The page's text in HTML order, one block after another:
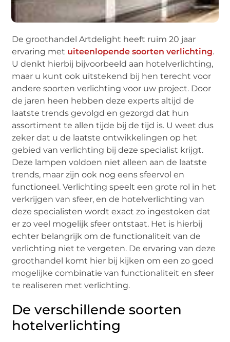
De groothandel Artdelight heeft ruim 20 jaar
ervaring met uiteenlopende soorten verlichting.
U denkt hierbij bijvoorbeeld aan hotelverlichting,
maar u kunt ook uitstekend bij hen terecht voor
andere soorten verlichting voor uw project. Door
de jaren heen hebben deze experts altijd de
laatste trends gevolgd en gezorgd dat hun
assortiment te allen tijde bij de tijd is. U weet dus
zeker dat u de laatste ontwikkelingen op het
gebied van verlichting bij deze specialist krijgt.
Deze lampen voldoen niet alleen aan de laatste
trends, maar zijn ook nog eens sfeervol en
functioneel. Verlichting speelt een grote rol in het
verkrijgen van sfeer, en de hotelverlichting van
deze specialisten wordt exact zo ingestoken dat
er zo veel mogelijk sfeer ontstaat. Het is hierbij
echter belangrijk om de functionaliteit van de
verlichting niet te vergeten. De ervaring van deze
groothandel komt hier bij kijken om een zo goed
mogelijke combinatie van functionaliteit en sfeer
te realiseren met verlichting.
De verschillende soorten
hotelverlichting